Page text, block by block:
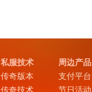
私服技术
传奇版本
传奇技术
周边产品
支付平台
节日活动